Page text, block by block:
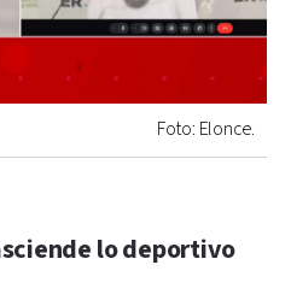
Foto: Elonce.
lo deportivo